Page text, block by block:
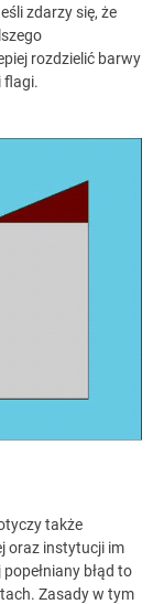
zdarzy się, że
rozdzielić barwy
flagi.
także
oraz instytucji im
błąd to
Zasady w tym